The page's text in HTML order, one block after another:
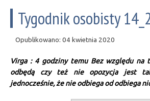
Tygodnik osobisty
Opublikowano: 04 kwietnia 2020
Virga : 4 godziny temu Bez względu na
odbędą czy też nie opozycja jest
jednocześnie, że nie odbiega od odbiega